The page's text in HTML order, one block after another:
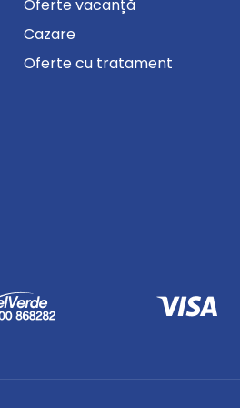
Oferte vacanță
Cazare
Oferte cu tratament